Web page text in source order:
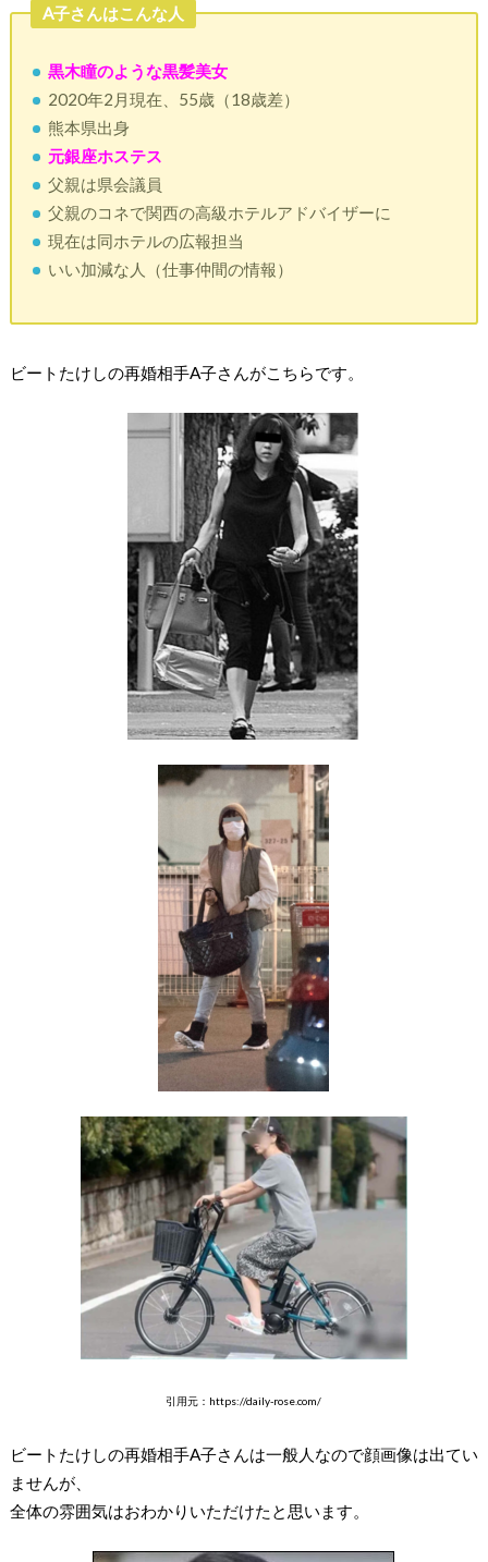
A子さんはこんな人
黒木瞳のような黒髪美女
2020年2月現在、55歳（18歳差）
熊本県出身
元銀座ホステス
父親は県会議員
父親のコネで関西の高級ホテルアドバイザーに
現在は同ホテルの広報担当
いい加減な人（仕事仲間の情報）
ビートたけしの再婚相手A子さんがこちらです。
引用元：https://daily-rose.com/
ビートたけしの再婚相手A子さんは一般人なので顔画像は出てい
ませんが、
全体の雰囲気はおわかりいただけたと思います。